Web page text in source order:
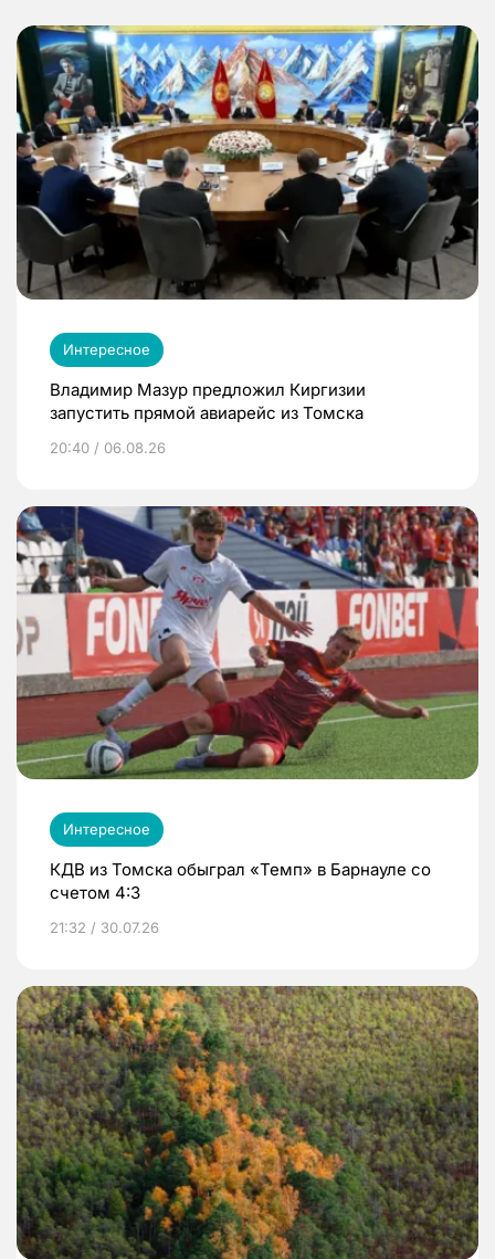
Интересное
Владимир Мазур предложил Киргизии
запустить прямой авиарейс из Томска
20:40 / 06.08.26
Интересное
КДВ из Томска обыграл «Темп» в Барнауле со
счетом 4:3
21:32 / 30.07.26